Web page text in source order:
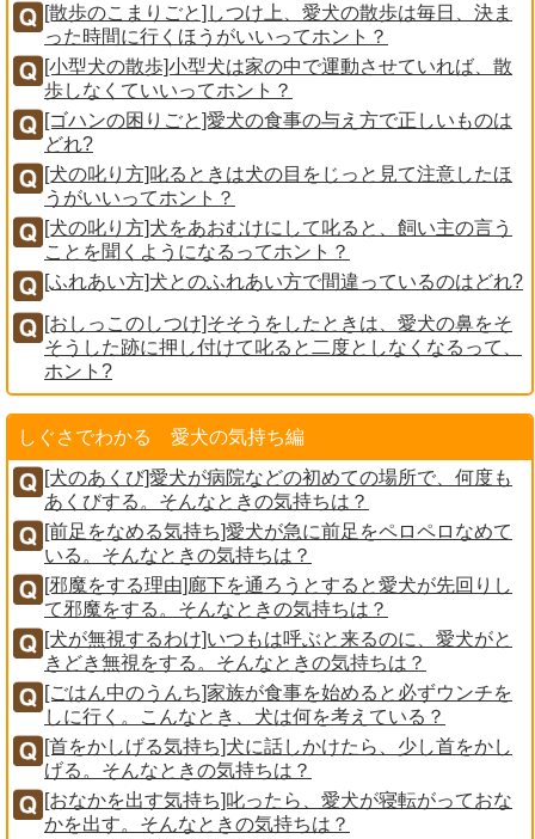
[散歩のこまりごと]しつけ上、愛犬の散歩は毎日、決ま
った時間に行くほうがいいってホント？
[小型犬の散歩]小型犬は家の中で運動させていれば、散
歩しなくていいってホント？
[ゴハンの困りごと]愛犬の食事の与え方で正しいものは
どれ?
[犬の叱り方]叱るときは犬の目をじっと見て注意したほ
うがいいってホント？
[犬の叱り方]犬をあおむけにして叱ると、飼い主の言う
ことを聞くようになるってホント？
[ふれあい方]犬とのふれあい方で間違っているのはどれ?
[おしっこのしつけ]そそうをしたときは、愛犬の鼻をそ
そうした跡に押し付けて叱ると二度としなくなるって、
ホント?
しぐさでわかる 愛犬の気持ち編
[犬のあくび]愛犬が病院などの初めての場所で、何度も
あくびする。そんなときの気持ちは？
[前足をなめる気持ち]愛犬が急に前足をペロペロなめて
いる。そんなときの気持ちは？
[邪魔をする理由]廊下を通ろうとすると愛犬が先回りし
て邪魔をする。そんなときの気持ちは？
[犬が無視するわけ]いつもは呼ぶと来るのに、愛犬がと
きどき無視をする。そんなときの気持ちは？
[ごはん中のうんち]家族が食事を始めると必ずウンチを
しに行く。こんなとき、犬は何を考えている？
[首をかしげる気持ち]犬に話しかけたら、少し首をかし
げる。そんなときの気持ちは？
[おなかを出す気持ち]叱ったら、愛犬が寝転がっておな
かを出す。そんなときの気持ちは？